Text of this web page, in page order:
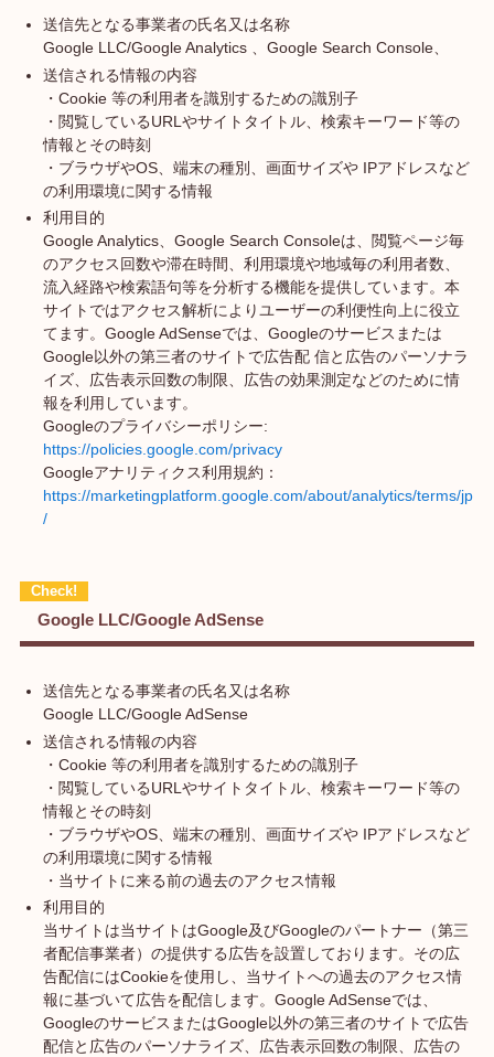
送信先となる事業者の氏名又は名称
Google LLC/Google Analytics 、Google Search Console、
送信される情報の内容
・Cookie 等の利用者を識別するための識別子
・閲覧しているURLやサイトタイトル、検索キーワード等の
情報とその時刻
・ブラウザやOS、端末の種別、画面サイズや IPアドレスなど
の利用環境に関する情報
利用目的
Google Analytics、Google Search Consoleは、閲覧ページ毎
のアクセス回数や滞在時間、利用環境や地域毎の利用者数、
流入経路や検索語句等を分析する機能を提供しています。本
サイトではアクセス解析によりユーザーの利便性向上に役立
てます。Google AdSenseでは、Googleのサービスまたは
Google以外の第三者のサイトで広告配 信と広告のパーソナラ
イズ、広告表示回数の制限、広告の効果測定などのために情
報を利用しています。
Googleのプライバシーポリシー:
https://policies.google.com/privacy
Googleアナリティクス利用規約：
https://marketingplatform.google.com/about/analytics/terms/jp
/
Google LLC/Google AdSense
送信先となる事業者の氏名又は名称
Google LLC/Google AdSense
送信される情報の内容
・Cookie 等の利用者を識別するための識別子
・閲覧しているURLやサイトタイトル、検索キーワード等の
情報とその時刻
・ブラウザやOS、端末の種別、画面サイズや IPアドレスなど
の利用環境に関する情報
・当サイトに来る前の過去のアクセス情報
利用目的
当サイトは当サイトはGoogle及びGoogleのパートナー（第三
者配信事業者）の提供する広告を設置しております。その広
告配信にはCookieを使用し、当サイトへの過去のアクセス情
報に基づいて広告を配信します。Google AdSenseでは、
GoogleのサービスまたはGoogle以外の第三者のサイトで広告
配信と広告のパーソナライズ、広告表示回数の制限、広告の